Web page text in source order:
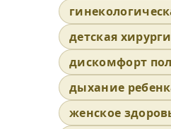
детская
дискомфорт
дыхание
женское